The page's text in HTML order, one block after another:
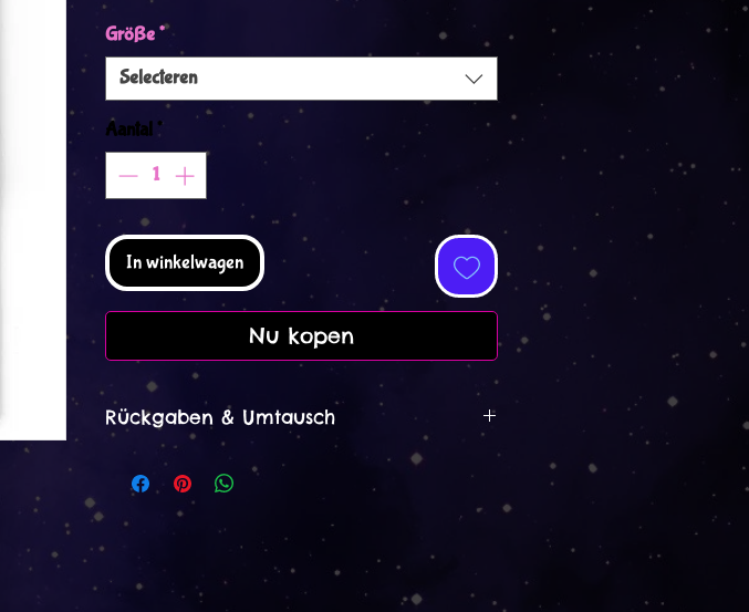
Größe*
Selecteren
Aantal*
In winkelwagen
Nu kopen
Rückgaben & Umtausch
Rückgaben & Umtausch
Ich akzeptiere Rückgaben, Umtäusche und
Stornierungen
Kontaktiere mich innerhalb von: 14 Tagen nach
Sende Artikel zurück innerhalb von: 21 Tagen